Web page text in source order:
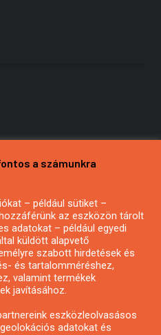
hírlevél
a számunkra
– például sütiket –
az eszközön tárolt
adatokat – például egyedi
küldött alapvető
szabott hirdetések és
és tartalomméréshez,
valamint termékek
javításához.
eszközleolvasásos
adatokat és